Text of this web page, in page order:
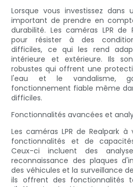
Lorsque vous investissez dans
important de prendre en
durabilité. Les caméras LPR de
pour résister à des
difficiles, ce qui les rend
intérieure et extérieure. Ils
robustes qui offrent une
l'eau et le vandalisme,
fonctionnement fiable même
difficiles.
Fonctionnalités avancées et
Les caméras LPR de Realpark
fonctionnalités et de
Ceux-ci incluent des
reconnaissance des plaques
des véhicules et la surveillance
ils offrent des fonctionnalités